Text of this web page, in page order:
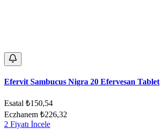
Efervit Sambucus Nigra 20 Efervesan Tablet
Esatal ₺150,54
Eczhanem ₺226,32
2 Fiyatı İncele